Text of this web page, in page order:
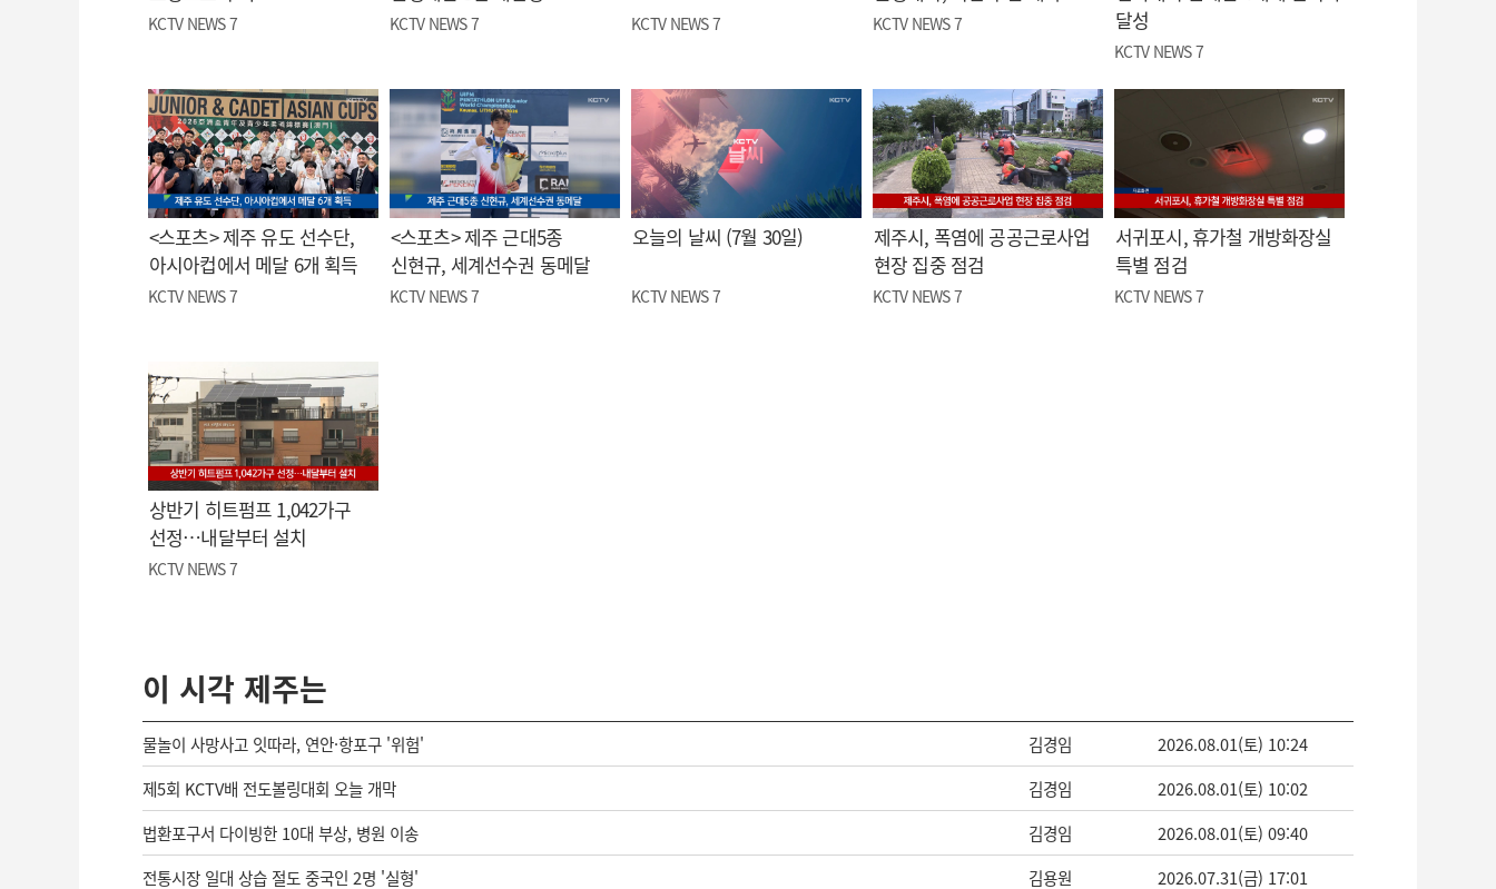
KCTV NEWS 7 KCTV NEWS 7 KCTV NEWS 7 KCTV NEWS 7
달성
KCTV NEWS 7
<스포츠> 제주 유도 선수단,
아시아컵에서 메달 6개 획득
KCTV NEWS 7
<스포츠> 제주 근대5종
신현규, 세계선수권 동메달
KCTV NEWS 7
오늘의 날씨 (7월 30일)
KCTV NEWS 7
제주시, 폭염에 공공근로사업
현장 집중 점검
KCTV NEWS 7
서귀포시, 휴가철 개방화장실
특별 점검
KCTV NEWS 7
상반기 히트펌프 1,042가구
선정…내달부터 설치
KCTV NEWS 7
이 시각 제주는
물놀이 사망사고 잇따라, 연안·항포구 '위험' 김경임
2026.08.01(토) 10:24
제5회 KCTV배 전도볼링대회 오늘 개막
김경임
2026.08.01(토) 10:02
법환포구서 다이빙한 10대 부상, 병원 이송
김경임
2026.08.01(토) 09:40
전통시장 일대 상습 절도 중국인 2명 '실형'
김용원 2026.07.31(금) 17:01